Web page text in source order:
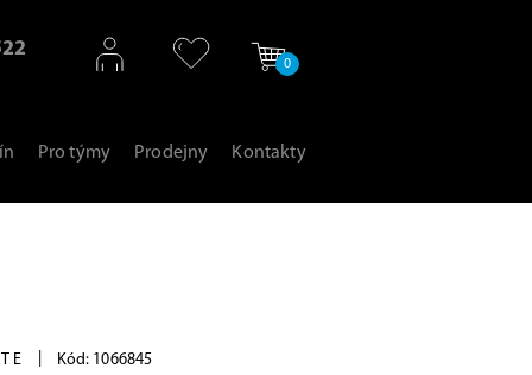
0
Pro týmy Prodejny Kontakty
Kód: 1066845